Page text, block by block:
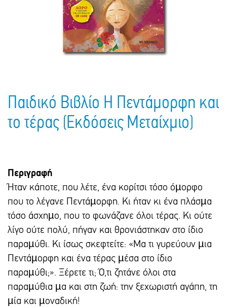
Πακέτα Δώρων
Τσάντες - Ποδιές - Ομπρέλες
Παιδικό Πάρτι
Ημερολόγια - Ατζέντες
Είδη Γραφείου
Παιδικό Βιβλίο Η Πεντάμορφη και
το τέρας (Εκδόσεις Μεταίχμιο)
Περιγραφή
Ήταν κάποτε, που λέτε, ένα κορίτσι τόσο όµορφο
που το λέγανε Πεντάµορφη. Κι ήταν κι ένα πλάσµα
τόσο άσχηµο, που το φωνάζανε όλοι τέρας. Κι ούτε
λίγο ούτε πολύ, πήγαν και θρονιάστηκαν στο ίδιο
παραµύθι. Κι ίσως σκεφτείτε: «Μα τι γυρεύουν µια
Πεντάµορφη και ένα τέρας µέσα στο ίδιο
παραµύθι;». Ξέρετε τι; Ό,τι ζητάνε όλοι στα
παραµύθια µα και στη ζωή: την ξεχωριστή αγάπη, τη
µία και µοναδική!